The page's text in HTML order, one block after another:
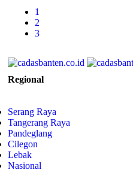
1
2
3
Regional
Serang Raya
Tangerang Raya
Pandeglang
Cilegon
Lebak
Nasional